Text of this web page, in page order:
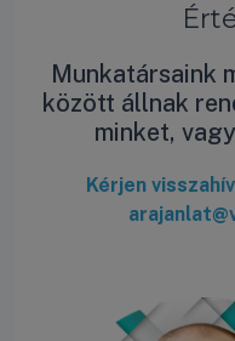
Munkatársaink
között állnak
minket,
Kérjen